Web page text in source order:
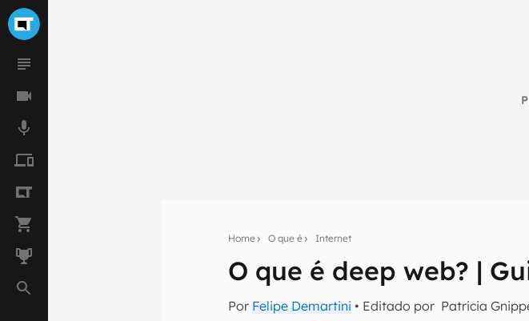
Home O que é Internet
O que é deep web? |
Por Felipe Demartini • Editado por Patricia
Seu resumo inteligente do mundo
Assine a newsletter do Canaltech e receba